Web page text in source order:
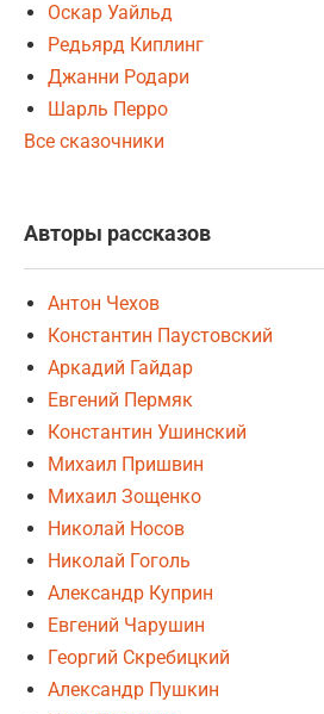
Оскар Уайльд
Редьярд Киплинг
Джанни Родари
Шарль Перро
Все сказочники
Авторы рассказов
Антон Чехов
Константин Паустовский
Аркадий Гайдар
Евгений Пермяк
Константин Ушинский
Михаил Пришвин
Михаил Зощенко
Николай Носов
Николай Гоголь
Александр Куприн
Евгений Чарушин
Георгий Скребицкий
Александр Пушкин